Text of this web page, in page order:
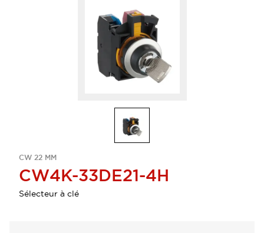
CW 22 MM
CW4K-33DE21-4H
Sélecteur à clé